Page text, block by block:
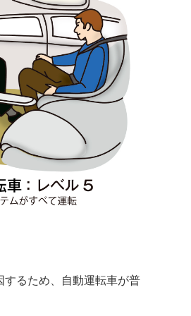
るため、自動運転車が普